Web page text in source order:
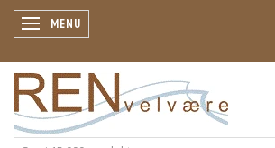
SKIFTE NAVIGATION
MENU